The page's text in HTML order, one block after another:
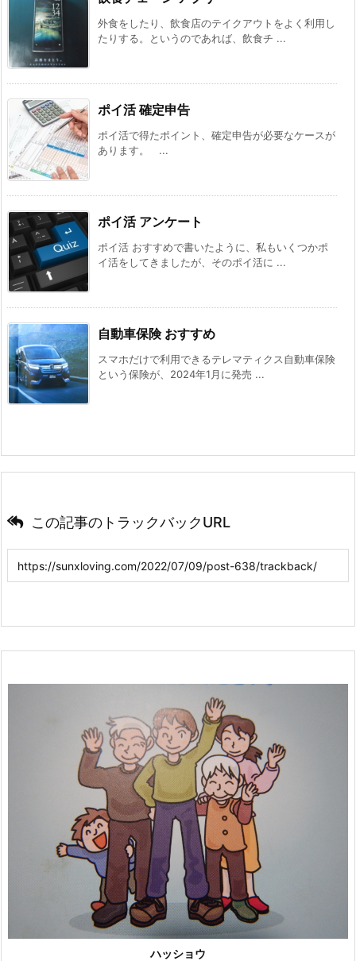
外食をしたり、飲食店のテイクアウトをよく利用し
たりする。というのであれば、飲食チ ...
ポイ活 確定申告
ポイ活で得たポイント、確定申告が必要なケースが
あります。 ...
ポイ活 アンケート
ポイ活 おすすめで書いたように、私もいくつかポ
イ活をしてきましたが、そのポイ活に ...
自動車保険 おすすめ
スマホだけで利用できるテレマティクス自動車保険
という保険が、2024年1月に発売 ...
この記事のトラックバックURL
ハッショウ